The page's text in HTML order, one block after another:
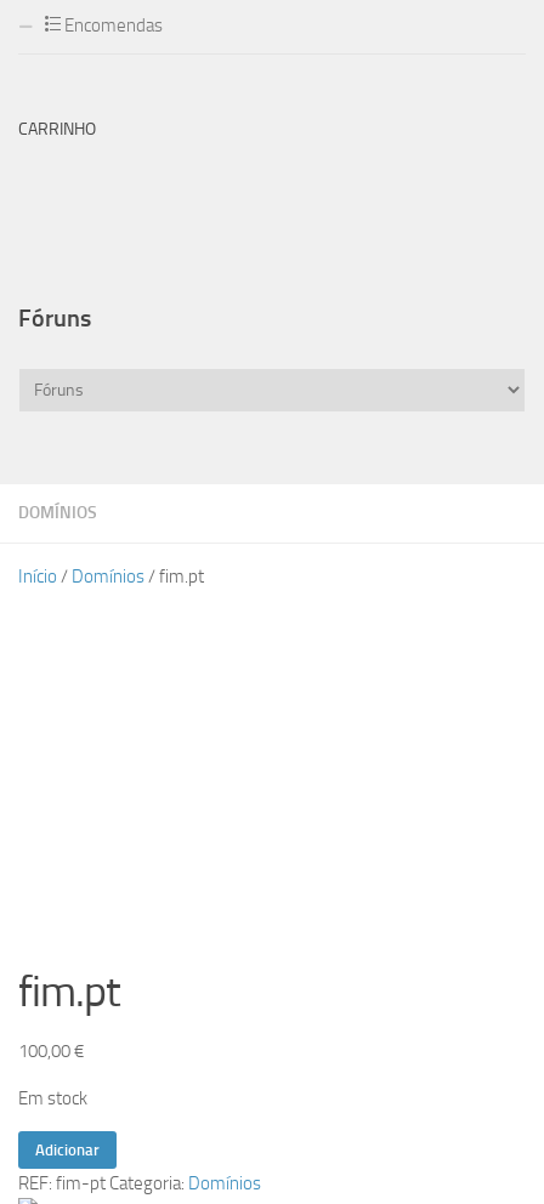
DOMÍNIOS
Início / Domínios/ fim.pt
fim.pt
100,00€
Em stock
Quantidade
de
Adicionar
REF: fim-pt Categoria: Domínios
Encomendas
CARRINHO
Fóruns